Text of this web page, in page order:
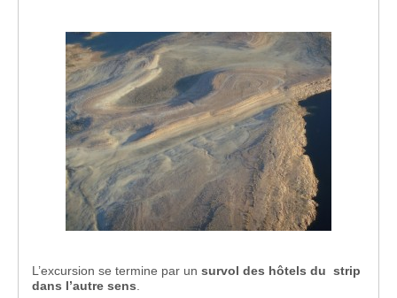
L’excursion se termine par un survol des hôtels du strip
dans l’autre sens